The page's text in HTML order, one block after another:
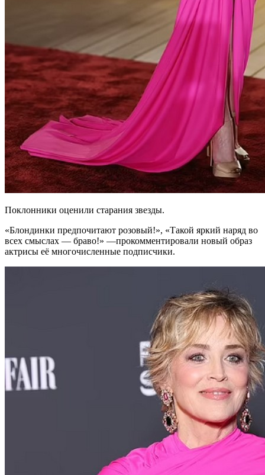
Поклонники оценили старания звезды.
«Блондинки предпочитают розовый!», «Такой яркий наряд во
всех смыслах — браво!» —прокомментировали новый образ
актрисы её многочисленные подписчики.